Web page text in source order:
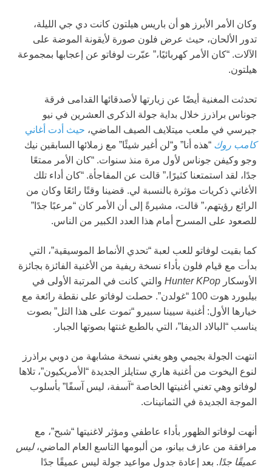
وكان الأمر الأبرز هو أن باريس هيلتون كانت دي جي الليلة،
تدور الألحان، حيث عرض فلون صورة لأيقونة الموضة على
الآلات. “كان الأمر كهربائيًا،” عبّرت لوفاتو عن إعجابها بمجموعة
هيلتون.
تحدثت المغنية أيضًا عن زيارتها لأصدقائها القدامى فرقة
جوناس براذرز خلال بداية جولة الذكرى العشرين في نيو
جيرسي في ملعب ميتلايف الصيف الماضي، حيث أدت أغاني
كامب روك “هذه أنا” و“لن أغير شيئًا” مع زملائها السابقين نيك
وجو وكيفن جوناس لأول مرة منذ سنوات. “كان الأمر ممتعًا
جدًا، لقد استمتعنا كثيرًا،” قالت عن المفاجأة. “كان أداء تلك
الأغاني ذكريات مؤثرة بالنسبة لي. قضينا وقتًا رائعًا وكان من
الرائع رؤيتهم،” قالت، مشيرةً إلى أن الأمر كان “مرعبًا جدًا”
للصعود على المسرح أمام هذا العدد الكبير من الناس.
كما بقيت لوفاتو للعب لعبة “تحدي الأنماط الموسيقية”، التي
بدأت مع قيام فلون بأداء نسخة ريفية من الأغنية الفائزة بجائزة
الأوسكار Hunter KPop والتي كانت في المرتبة الأولى في
بيلبورد هوت 100 “غولدن”. حصلت لوفاتو على نقطة رائعة مع
خيارها الأول: أغنية سيينا سبيرو “تموت على هذا التل” بصوت
يناسب “البالاد الديفا”، التي بالطبع غنتها بصوتها الجبار.
انتهت الجولة بجيمي وهو يغني نسخة مشابهة من دوبي براذرز
لنوع اليخوت من أغنية هاري ستايلز الجديدة “الأمريكيون”، تلاها
لوفاتو وهي تغني أغنيتها الخاصة “آسفة، ليس آسفًا” بأسلوب
الموجة الجديدة في الثمانينات.
أنهت لوفاتو الظهور بأداء عاطفي ومؤثر لاغنيتها “شبح”، مع
مرافقة من عازف بيانو، من ألبومها التاسع العام الماضي،ليس
عميقًا جدًا. بعد إعادة جدول مواعيد جولة ليس عميقًا جدًا